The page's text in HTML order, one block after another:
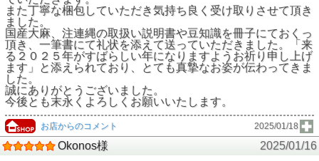
また丁寧な梱包していただき気持ち良く受け取りさせて頂き
ました。
国産大麻、注連縄の取扱い説明書や豆知識を冊子にておくっ
頂き、一筆書にて礼状を添えて送っていただきました。「来
る２０２５年がすばらしい年になりますようお祈り申し上げ
ます」と添えられており、とても真摯なお姿が伝わってきま
した。
誠にありがとうございました。
今後とも末永くよろしくお願いいたします。
お店からのコメント 2025/01/18
Okonos様
2025/01/16